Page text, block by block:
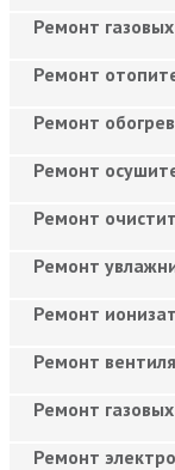
Ремонт
Ремонт
Ремонт
Ремонт
Ремонт
Ремонт
Ремонт
Ремонт
Ремонт
Ремонт